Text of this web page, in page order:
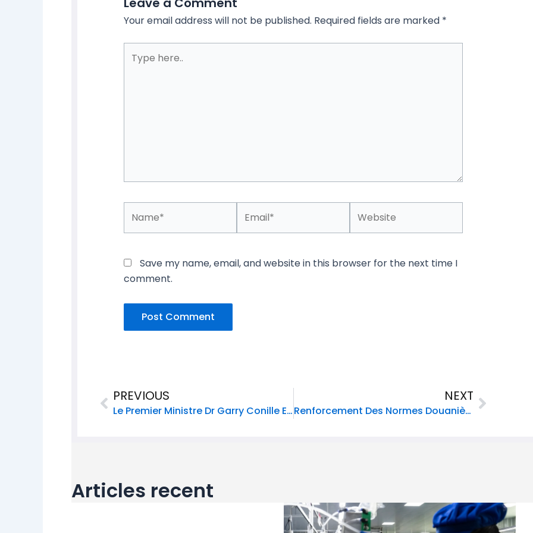
Your email address will not be published. Required fields are marked *
here..
Save my name, email, and website in this browser for the next time I
comment.
Prev
PREVIOUS
Le Premier Ministre Dr Garry Conille En Mission Au Cap-Haïtien Pour Évaluer Les Infrastructures Et Le Potentiel De La Région Nord
NEXT
Renforcement Des Normes Douanières En Haïti : Des Certificats Sanitaires Et Phytosanitaires Désormais Obligatoires
Next
Articles recent